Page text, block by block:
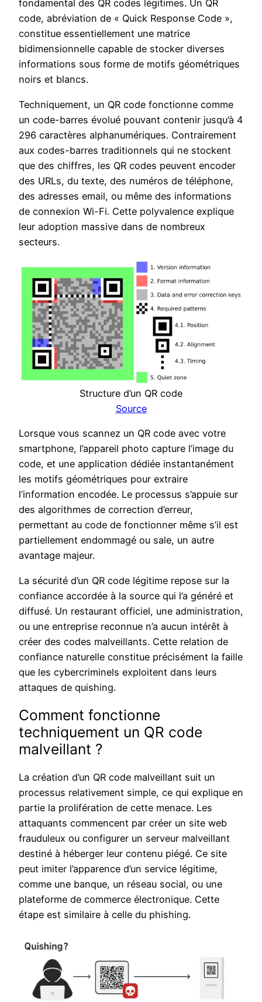
fondamental des QR codes légitimes. Un QR
code, abréviation de « Quick Response Code »,
constitue essentiellement une matrice
bidimensionnelle capable de stocker diverses
informations sous forme de motifs géométriques
noirs et blancs.
Techniquement, un QR code fonctionne comme
un code-barres évolué pouvant contenir jusqu’à 4
296 caractères alphanumériques. Contrairement
aux codes-barres traditionnels qui ne stockent
que des chiffres, les QR codes peuvent encoder
des URLs, du texte, des numéros de téléphone,
des adresses email, ou même des informations
de connexion Wi-Fi. Cette polyvalence explique
leur adoption massive dans de nombreux
secteurs.
Structure d’un QR code
Source
Lorsque vous scannez un QR code avec votre
smartphone, l’appareil photo capture l’image du
code, et une application dédiée instantanément
les motifs géométriques pour extraire
l’information encodée. Le processus s’appuie sur
des algorithmes de correction d’erreur,
permettant au code de fonctionner même s’il est
partiellement endommagé ou sale, un autre
avantage majeur.
La sécurité d’un QR code légitime repose sur la
confiance accordée à la source qui l’a généré et
diffusé. Un restaurant officiel, une administration,
ou une entreprise reconnue n’a aucun intérêt à
créer des codes malveillants. Cette relation de
confiance naturelle constitue précisément la faille
que les cybercriminels exploitent dans leurs
attaques de quishing.
Comment fonctionne
techniquement un QR code
malveillant ?
La création d’un QR code malveillant suit un
processus relativement simple, ce qui explique en
partie la prolifération de cette menace. Les
attaquants commencent par créer un site web
frauduleux ou configurer un serveur malveillant
destiné à héberger leur contenu piégé. Ce site
peut imiter l’apparence d’un service légitime,
comme une banque, un réseau social, ou une
plateforme de commerce électronique. Cette
étape est similaire à celle du phishing.